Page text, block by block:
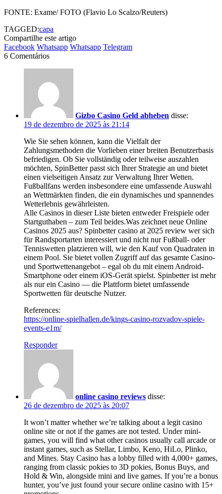
FONTE: Exame/ FOTO (Flavio Lo Scalzo/Reuters)
TAGGED:capa
Compartilhe este artigo
Facebook Whatsapp Whatsapp Telegram
6 Comentários
Gizbo Casino Geld abheben disse:
19 de dezembro de 2025 às 21:14
Wie Sie sehen können, kann die Vielfalt der
Zahlungsmethoden die Vorlieben einer breiten Benutzerbasis
befriedigen. Ob Sie vollständig oder teilweise auszahlen
möchten, SpinBetter passt sich Ihrer Strategie an und bietet
einen vielseitigen Ansatz zur Verwaltung Ihrer Wetten.
Fußballfans werden insbesondere eine umfassende Auswahl
an Wettmärkten finden, die ein dynamisches und spannendes
Wetterlebnis gewährleisten.
Alle Casinos in dieser Liste bieten entweder Freispiele oder
Startguthaben – zum Teil beides.Was zeichnet neue Online
Casinos 2025 aus? Spinbetter casino at 2025 review wer sich
für Randsportarten interessiert und nicht nur Fußball- oder
Tenniswetten platzieren will, wie den Kauf von Quadraten in
einem Pool. Sie bietet vollen Zugriff auf das gesamte Casino-
und Sportwettenangebot – egal ob du mit einem Android-
Smartphone oder einem iOS-Gerät spielst. Spinbetter ist mehr
als nur ein Casino — die Plattform bietet umfassende
Sportwetten für deutsche Nutzer.
References:
https://online-spielhallen.de/kings-casino-rozvadov-spiele-
events-e1m/
Responder
online casino reviews disse:
26 de dezembro de 2025 às 20:07
It won’t matter whether we’re talking about a legit casino
online site or not if the games are not tested. Under mini-
games, you will find what other casinos usually call arcade or
instant games, such as Stellar, Limbo, Keno, HiLo, Plinko,
and Mines. Stay Casino has a lobby filled with 4,000+ games,
ranging from classic pokies to 3D pokies, Bonus Buys, and
Hold & Win, alongside mini and live games. If you’re a bonus
hunter, you’ve just found your secure online casino with 15+